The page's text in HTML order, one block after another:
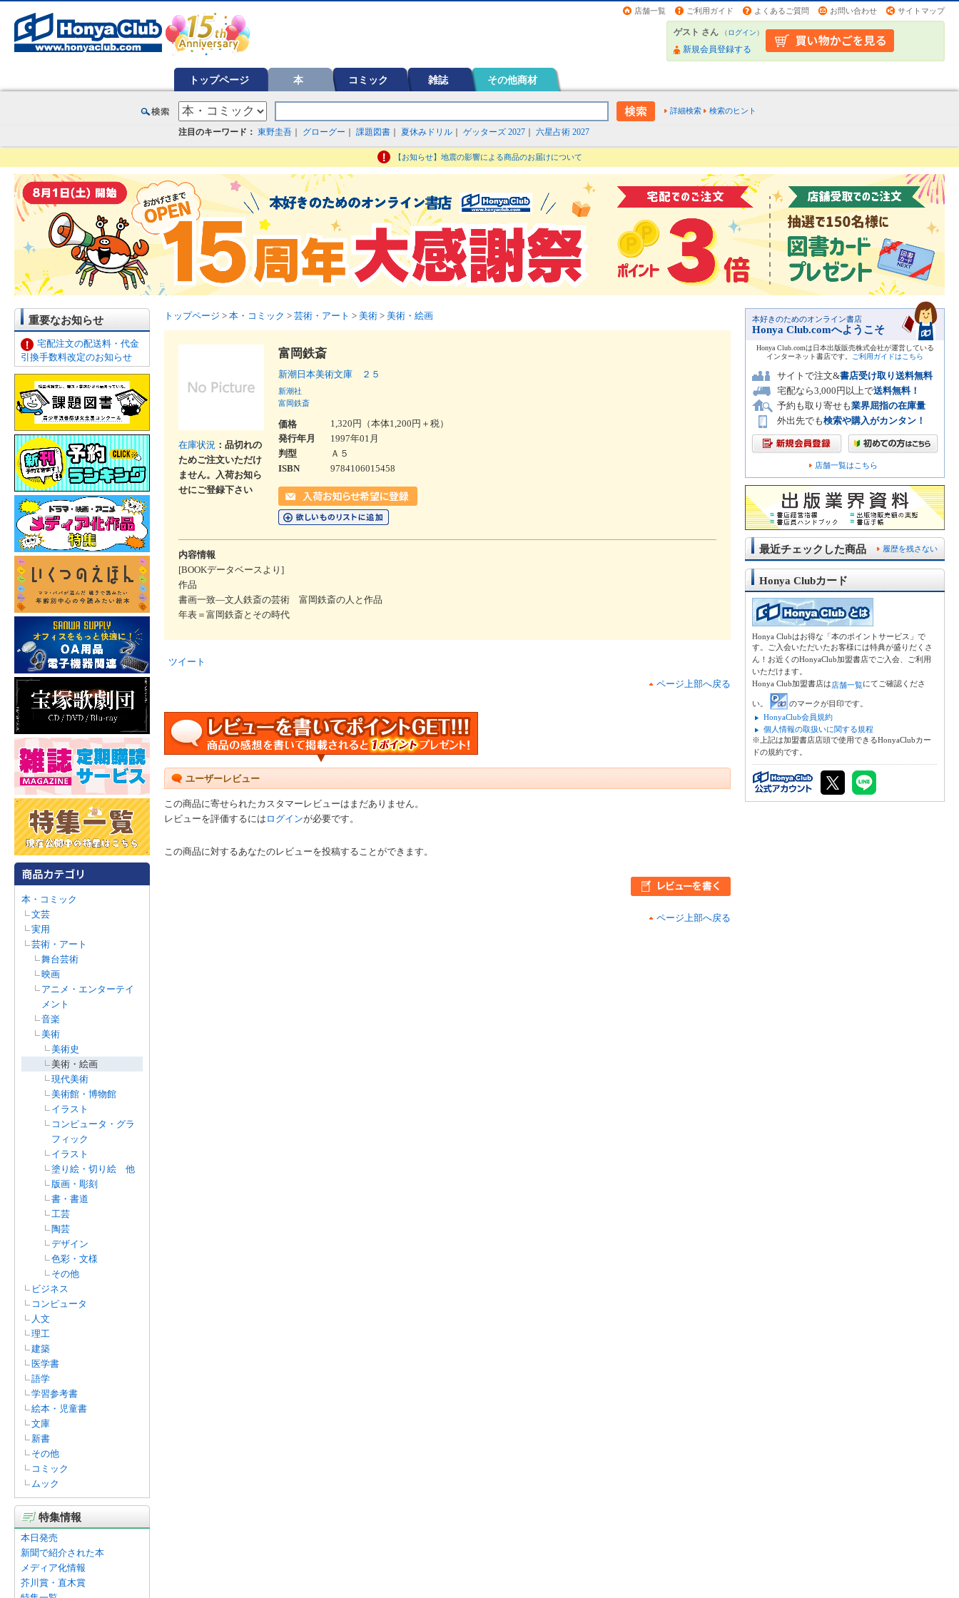
店舗一覧 ご利用ガイド よくあるご質問 お問い合わせ サイトマップ
ゲスト さん （ログイン）
新規会員登録する
トップページ 本 コミック 雑誌 その他商材
詳細検索 検索のヒント
注目のキーワード： 東野圭吾 グローグー 課題図書 夏休みドリル ゲッターズ 2027 六星占術 2027
【お知らせ】地震の影響による商品のお届けについて
重要なお知らせ
宅配注文の配送料・代金
引換手数料改定のお知らせ
本・コミック
文芸
実用
芸術・アート
舞台芸術
映画
アニメ・エンターテイ
メント
音楽
美術
美術史
美術・絵画
現代美術
美術館・博物館
イラスト
コンピュータ・グラ
フィック
イラスト
塗り絵・切り絵 他
版画・彫刻
書・書道
工芸
陶芸
デザイン
色彩・文様
その他
ビジネス
コンピュータ
人文
理工
建築
医学書
語学
学習参考書
絵本・児童書
文庫
新書
その他
コミック
ムック
特集情報
本日発売
新聞で紹介された本
メディア化情報
芥川賞・直木賞
トップページ > 本・コミック > 芸術・アート > 美術 > 美術・絵画
在庫状況 ：品切れの
ためご注文いただけ
ません。入荷お知ら
せにご登録下さい
富岡鉄斎
新潮日本美術文庫 ２５
新潮社
富岡鉄斎
価格
1,320円（本体1,200円＋税）
発行年月
1997年01月
判型
Ａ５
ISBN
9784106015458
内容情報
[BOOKデータベースより]
作品
書画一致―文人鉄斎の芸術 富岡鉄斎の人と作品
年表＝富岡鉄斎とその時代
ツイート
ページ上部へ戻る
ユーザーレビュー
この商品に寄せられたカスタマーレビューはまだありません。
レビューを評価するには ログインが必要です。
この商品に対するあなたのレビューを投稿することができます。
ページ上部へ戻る
本好きのためのオンライン書店
Honya Club.comへようこそ
Honya Club.comは日本出版販売株式会社が運営している
インターネット書店です。
ご利用ガイドはこちら
サイトで注文&書店受け取り送料無料
宅配なら3,000円以上で送料無料！
予約も取り寄せも業界屈指の在庫量
外出先でも検索や購入がカンタン！
店舗一覧はこちら
履歴を残さない
最近チェックした商品
Honya Clubカード
Honya Clubはお得な「本のポイントサービス」で
す。ご入会いただいたお客様には特典が盛りだくさ
ん！お近くのHonyaClub加盟書店でご入会、ご利用
いただけます。
Honya Club加盟書店は店舗一覧にてご確認くださ
い。
のマークが目印です。
HonyaClub会員規約
個人情報の取扱いに関する規程
※上記は加盟書店店頭で使用できるHonyaClubカー
ドの規約です。